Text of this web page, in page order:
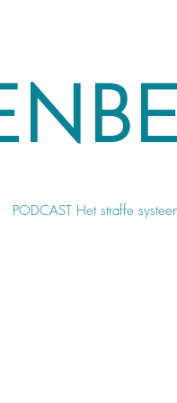
PODCAST Het straffe